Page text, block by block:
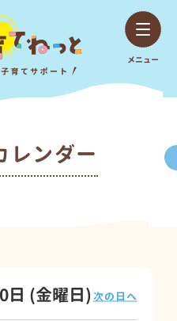
メニュー
レンダー
日 (金曜日)次の日へ